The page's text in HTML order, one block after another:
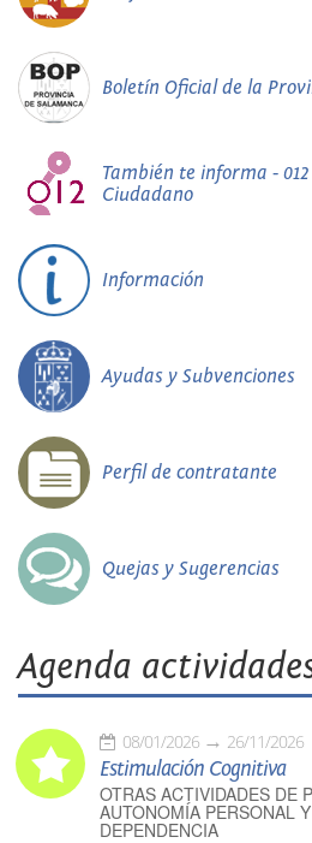
Boletín Oficial de la
También te informa -
Ciudadano
Información
Ayudas y Subvenciones
Perfil de contratante
Quejas y Sugerencias
Agenda
08/01/2026 26/11/2026
Estimulación Cognitiva
OTRAS ACTIVIDADES DE
AUTONOMÍA PERSONAL
DEPENDENCIA